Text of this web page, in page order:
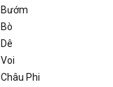
Bướm
Bò
Dê
Voi
Châu Phi